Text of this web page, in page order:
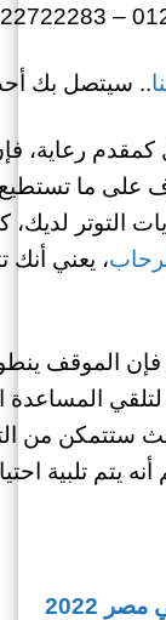
.. سيتصل بك
كمقدم
على ما
التوتر لديك،
، يعني
فإن الموقف
من
يتم تلبية
2022